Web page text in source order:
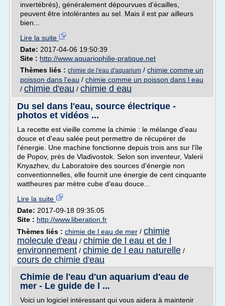
invertébrés), généralement dépourvues d'écailles,
peuvent être intolérantes au sel. Mais il est par ailleurs
bien...
Lire la suite
Date: 2017-04-06 19:50:39
Site : http://www.aquariophilie-pratique.net
Thèmes liés : chimie de l'eau d'aquarium / chimie comme un
poisson dans l'eau / chimie comme un poisson dans l eau
/ chimie d'eau / chimie d eau
Du sel dans l'eau, source électrique -
photos et vidéos ...
La recette est vieille comme la chimie : le mélange d'eau
douce et d'eau salée peut permettre de récupérer de
l'énergie. Une machine fonctionne depuis trois ans sur l'île
de Popov, près de Vladivostok. Selon son inventeur, Valerii
Knyazhev, du Laboratoire des sources d'énergie non
conventionnelles, elle fournit une énergie de cent cinquante
wattheures par mètre cube d'eau douce...
Lire la suite
Date: 2017-09-18 09:35:05
Site : http://www.liberation.fr
Thèmes liés : chimie de l eau de mer / chimie
molecule d'eau / chimie de l eau et de l
environnement / chimie de l eau naturelle /
cours de chimie d'eau
Chimie de l'eau d'un aquarium d'eau de
mer - Le guide de l ...
Voici un logiciel intéressant qui vous aidera à maintenir